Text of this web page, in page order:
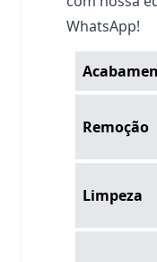
WhatsApp!
Remoção
Limpeza